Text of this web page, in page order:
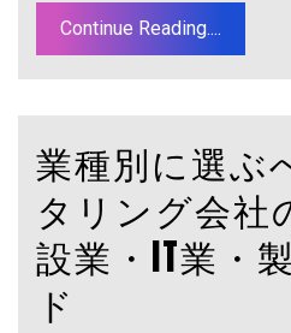
Continue Reading....
業種別に選ぶ
タリング会社
設業・IT業・
ド